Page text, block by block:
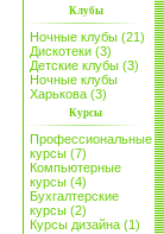
Клубы
Ночные клубы (21)
Дискотеки (3)
Детские клубы (3)
Ночные клубы
Харькова (3)
Курсы
Профессиональные
курсы (7)
Компьютерные
курсы (4)
Бухгалтерские
курсы (2)
Курсы дизайна (1)